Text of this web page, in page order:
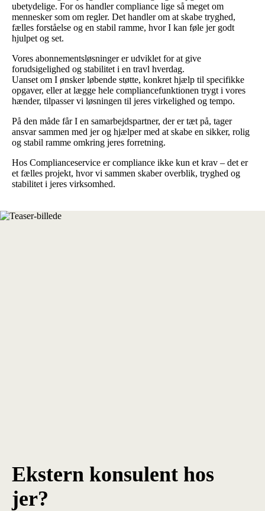
ubetydelige. For os handler compliance lige så meget om
mennesker som om regler. Det handler om at skabe tryghed,
fælles forståelse og en stabil ramme, hvor I kan føle jer godt
hjulpet og set.
Vores abonnementsløsninger er udviklet for at give
forudsigelighed og stabilitet i en travl hverdag.
Uanset om I ønsker løbende støtte, konkret hjælp til specifikke
opgaver, eller at lægge hele compliancefunktionen trygt i vores
hænder, tilpasser vi løsningen til jeres virkelighed og tempo.
På den måde får I en samarbejdspartner, der er tæt på, tager
ansvar sammen med jer og hjælper med at skabe en sikker, rolig
og stabil ramme omkring jeres forretning.
Hos Complianceservice er compliance ikke kun et krav – det er
et fælles projekt, hvor vi sammen skaber overblik, tryghed og
stabilitet i jeres virksomhed.
Ekstern konsulent hos
jer?